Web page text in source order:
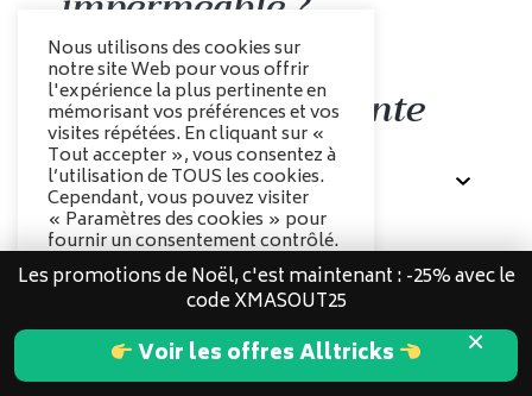
condensation, le confort intérieur
(places et vestibules) et votre budget.
Une tente de bivouac d’expédition est
jugée suffisamment imperméable à
partir d’une colonne d’eau de 3000 mm
pour la toile et 5000 mm pour le sol.
Pour des expéditions en haute
montagne, privilégiez des indices
supérieurs (8000 à 10000 mm) pour
garantir une protection totale contre la
neige et la pluie.
Quelle forme de tente
choisir pour
bivouaquer en
montagne ?
En montagne, préférez les tentes
géodésiques ou dômes autoportants
La couleur a-t-elle une
importance ?
Nous utilisons des cookies sur
notre site Web pour vous offrir
l'expérience la plus pertinente en
mémorisant vos préférences et vos
visites répétées. En cliquant sur «
Tout accepter », vous consentez à
l’utilisation de TOUS les cookies.
Cependant, vous pouvez visiter
« Paramètres des cookies » pour
fournir un consentement contrôlé.
Options des cookies
Tout accepter
Les promotions de Noël, c'est maintenant : -25% avec le
code XMASOUT25
Voir les offres Alltricks ×